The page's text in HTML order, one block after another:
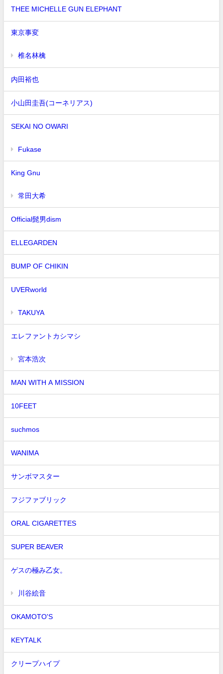
THEE MICHELLE GUN ELEPHANT
東京事変
椎名林檎
内田裕也
小山田圭吾(コーネリアス)
SEKAI NO OWARI
Fukase
King Gnu
常田大希
Official髭男dism
ELLEGARDEN
BUMP OF CHIKIN
UVERworld
TAKUYA∞
エレファントカシマシ
宮本浩次
MAN WITH A MISSION
10FEET
suchmos
WANIMA
サンボマスター
フジファブリック
ORAL CIGARETTES
SUPER BEAVER
ゲスの極み乙女。
川谷絵音
OKAMOTO'S
KEYTALK
クリープハイプ